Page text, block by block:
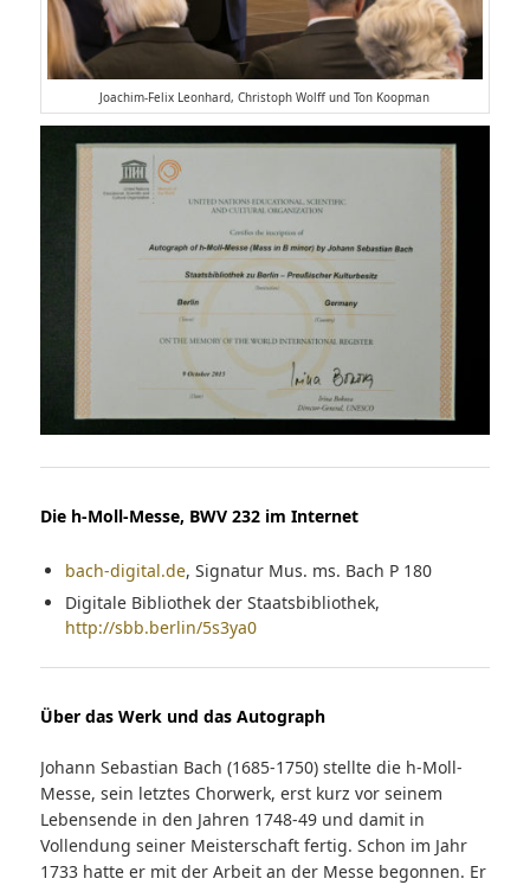
Joachim-Felix Leonhard, Christoph Wolff und Ton Koopman
Die h-Moll-Messe, BWV 232 im Internet
bach-digital.de, Signatur Mus. ms. Bach P 180
Digitale Bibliothek der Staatsbibliothek,
http://sbb.berlin/5s3ya0
Über das Werk und das Autograph
Johann Sebastian Bach (1685-1750) stellte die h-Moll-
Messe, sein letztes Chorwerk, erst kurz vor seinem
Lebensende in den Jahren 1748-49 und damit in
Vollendung seiner Meisterschaft fertig. Schon im Jahr
1733 hatte er mit der Arbeit an der Messe begonnen. Er